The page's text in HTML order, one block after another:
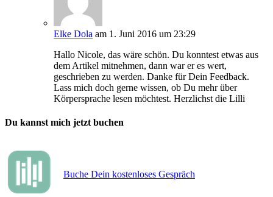
Elke Dola am 1. Juni 2016 um 23:29
Hallo Nicole, das wäre schön. Du konntest etwas aus
dem Artikel mitnehmen, dann war er es wert,
geschrieben zu werden. Danke für Dein Feedback.
Lass mich doch gerne wissen, ob Du mehr über
Körpersprache lesen möchtest. Herzlichst die Lilli
Du kannst mich jetzt buchen
Buche Dein kostenloses Gespräch